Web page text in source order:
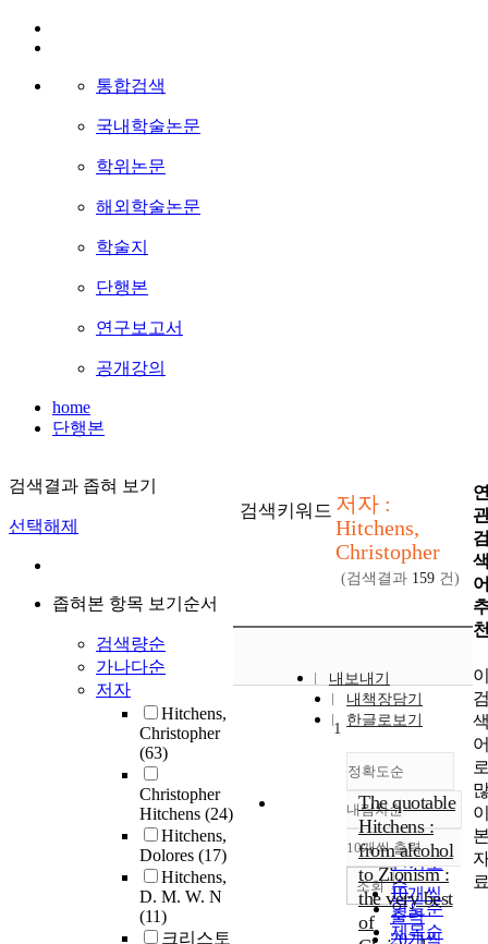
통합검색
국내학술논문
학위논문
해외학술논문
학술지
단행본
연구보고서
공개강의
home
단행본
검색결과 좁혀 보기
선택해제
좁혀본 항목 보기순서
검색량순
가나다순
저자
Hitchens,
Christopher
(63)
Christopher
Hitchens (24)
Hitchens,
Dolores (17)
Hitchens,
D. M. W. N
(11)
크리스토
검색키워드 저자 :
Hitchens,
Christopher
(검색결과 159 건)
내보내기
내책장담기
한글로보기
정확도순
정확도
순
인기도
순
연도순
제목순
내림차순
내림차순
10개씩 출력
10개씩
출력
20개씩
조회
1
The quotable
Hitchens :
from alcohol
to Zionism :
the very best
of